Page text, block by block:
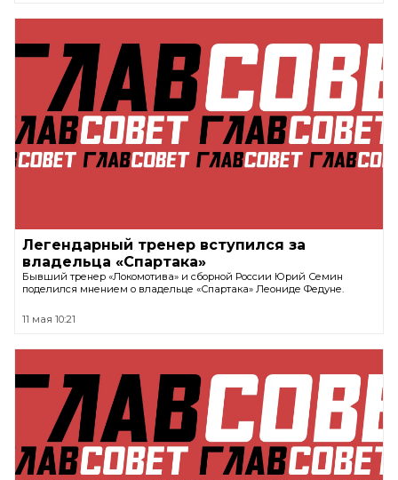
Легендарный тренер вступился за
владельца «Спартака»
Бывший тренер «Локомотива» и сборной России Юрий Семин
поделился мнением о владельце «Спартака» Леониде Федуне.
11 мая 10:21